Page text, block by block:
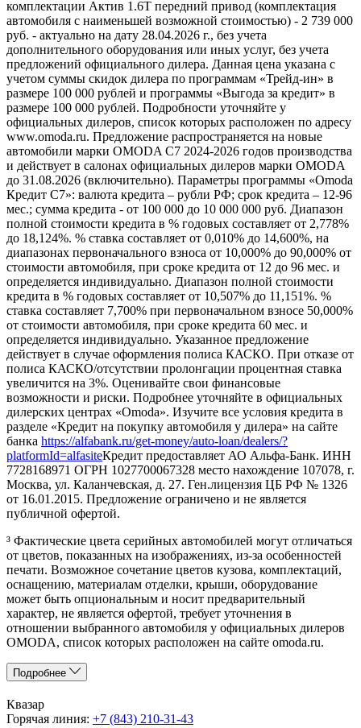
комплектации Актив 1.6T передний привод (комплектация
автомобиля с наименьшей возможной стоимостью) - 2 739 000
руб. - актуально на дату 28.04.2026 г., без учета
дополнительного оборудования или иных услуг, без учета
предложений официального дилера. Данная цена указана с
учетом суммы скидок дилера по программам «Трейд-ин» в
размере 100 000 рублей и программы «Выгода за кредит» в
размере 100 000 рублей. Подробности уточняйте у
официальных дилеров, список которых расположен по адресу
www.omoda.ru. Предложение распространяется на новые
автомобили марки OMODA C7 2024-2026 годов производства
и действует в салонах официальных дилеров марки OMODA
до 31.08.2026 (включительно). Параметры программы «Omoda
Кредит C7»: валюта кредита – рубли РФ; срок кредита – 12-96
мес.; сумма кредита - от 100 000 до 10 000 000 руб. Диапазон
полной стоимости кредита в % годовых составляет от 2,778%
до 18,124%. % ставка составляет от 0,010% до 14,600%, на
диапазонах первоначального взноса от 10,000% до 90,000% от
стоимости автомобиля, при сроке кредита от 12 до 96 мес. и
определяется индивидуально. Диапазон полной стоимости
кредита в % годовых составляет от 10,507% до 11,151%. %
ставка составляет 7,700% при первоначальном взносе 50,000%
от стоимости автомобиля, при сроке кредита 60 мес. и
определяется индивидуально. Указанное предложение
действует в случае оформления полиса КАСКО. При отказе от
полиса КАСКО/отсутствии пролонгации процентная ставка
увеличится на 3%. Оценивайте свои финансовые
возможности и риски. Подробнее уточняйте в официальных
дилерских центрах «Omoda». Изучите все условия кредита в
разделе «Кредит на покупку автомобиля у дилера» на сайте
банка https://alfabank.ru/get-money/auto-loan/dealers/?
platformId=alfasiteКредит предоставляет АО Альфа-Банк. ИНН
7728168971 ОГРН 1027700067328 место нахождение 107078, г.
Москва, ул. Каланчевская, д. 27. Ген.лицензия ЦБ РФ № 1326
от 16.01.2015. Предложение ограничено и не является
публичной офертой.
³ Фактические цвета серийных автомобилей могут отличаться
от цветов, показанных на изображениях, из-за особенностей
печати. Возможное сочетание цветов кузова, комплектаций,
оснащению, материалам отделки, крыши, оборудование
может быть опциональным и носит предварительный
характер, не является офертой, требует уточнения в
отношении выбранного автомобиля у официальных дилеров
OMODA, список которых расположен на сайте omoda.ru.
Подробнее
Квазар
Горячая линия: +7 (843) 210-31-43